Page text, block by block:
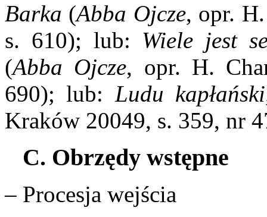
Barka (Abba Ojcze, opr.
s. 610); lub: Wiele jest
(Abba Ojcze, opr. H.
690); lub: Ludu
Kraków 20049, s. 359, nr
C. Obrzędy wstępne
– Procesja wejścia